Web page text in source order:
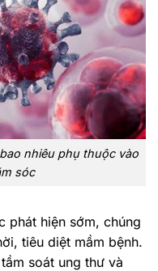
nhiêu phụ thuộc vào
sóc
phát hiện sớm, chúng
tiêu diệt mầm bệnh.
soát ung thư và